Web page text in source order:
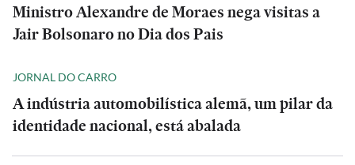
Ministro Alexandre de Moraes nega visitas a
Jair Bolsonaro no Dia dos Pais
JORNAL DO CARRO
A indústria automobilística alemã, um pilar da
identidade nacional, está abalada